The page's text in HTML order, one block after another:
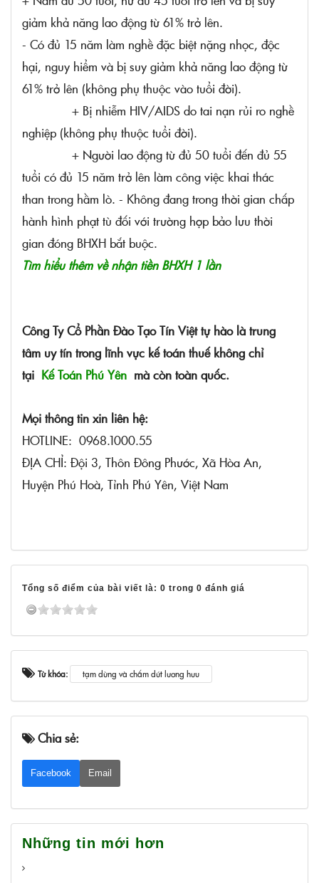
giảm khả năng lao động từ 61% trở lên.
- Có đủ 15 năm làm nghề đặc biệt nặng nhọc, độc
hại, nguy hiểm và bị suy giảm khả năng lao động từ
61% trở lên (không phụ thuộc vào tuổi đời).
+ Bị nhiễm HIV/AIDS do tai nạn rủi ro nghề
nghiệp (không phụ thuộc tuổi đời).
+ Người lao động từ đủ 50 tuổi đến đủ 55
tuổi có đủ 15 năm trở lên làm công việc khai thác
than trong hầm lò. - Không đang trong thời gian chấp
hành hình phạt tù đối với trường hợp bảo lưu thời
gian đóng BHXH bắt buộc.
Tìm hiểu thêm về nhận tiền BHXH 1 lần
Công Ty Cổ Phần Đào Tạo Tín Việt tự hào là trung
tâm uy tín trong lĩnh vực kế toán thuế không chỉ
tại Kế Toán Phú Yên mà còn toàn quốc.
Mọi thông tin xin liên hệ:
HOTLINE: 0968.1000.55
ĐỊA CHỈ: Đội 3, Thôn Đông Phước, Xã Hòa An,
Huyện Phú Hoà, Tỉnh Phú Yên, Việt Nam
Tổng số điểm của bài viết là: 0 trong 0 đánh giá
Từ khóa: tạm dừng và chấm dứt lương hưu
Chia sẻ:
Facebook Email
Những tin mới hơn